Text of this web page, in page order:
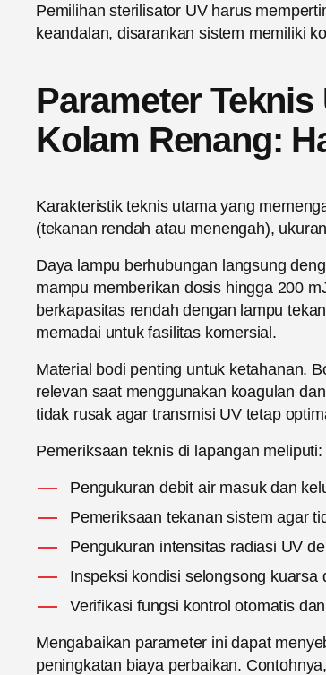
Pemilihan sterilisator UV harus
keandalan, disarankan sistem memiliki
Parameter
Kolam Renang:
Karakteristik teknis utama yang
(tekanan rendah atau menengah),
Daya lampu berhubungan langsung
mampu memberikan dosis hingga 200
berkapasitas rendah dengan lampu
memadai untuk fasilitas komersial.
Material bodi penting untuk ketahanan.
relevan saat menggunakan koagulan
tidak rusak agar transmisi UV tetap
Pemeriksaan teknis di lapangan meliputi:
Pengukuran debit air masuk dan
Pemeriksaan tekanan sistem agar
Pengukuran intensitas radiasi UV
Inspeksi kondisi selongsong kuarsa
Verifikasi fungsi kontrol otomatis
Mengabaikan parameter ini dapat
peningkatan biaya perbaikan.